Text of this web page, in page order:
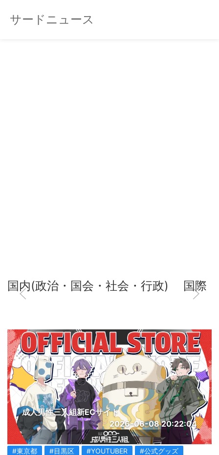
サードニュース
国内(政治・国会・社会・行政) 国際
成人男性三人組新ECサイト
2026-06-08 20:22:04
#東京都 #目黒区 #YOUTUBER
#公式グッズ